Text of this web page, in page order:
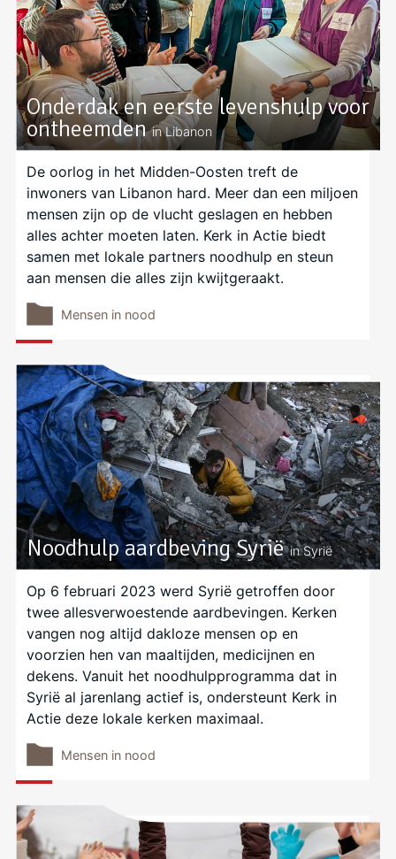
Onderdak en eerste levenshulp voor
ontheemdenin Libanon
De oorlog in het Midden-Oosten treft de
inwoners van Libanon hard. Meer dan een miljoen
mensen zijn op de vlucht geslagen en hebben
alles achter moeten laten. Kerk in Actie biedt
samen met lokale partners noodhulp en steun
aan mensen die alles zijn kwijtgeraakt.
Mensen in nood
Noodhulp aardbeving Syriëin Syrië
Op 6 februari 2023 werd Syrië getroffen door
twee allesverwoestende aardbevingen. Kerken
vangen nog altijd dakloze mensen op en
voorzien hen van maaltijden, medicijnen en
dekens. Vanuit het noodhulpprogramma dat in
Syrië al jarenlang actief is, ondersteunt Kerk in
Actie deze lokale kerken maximaal.
Mensen in nood